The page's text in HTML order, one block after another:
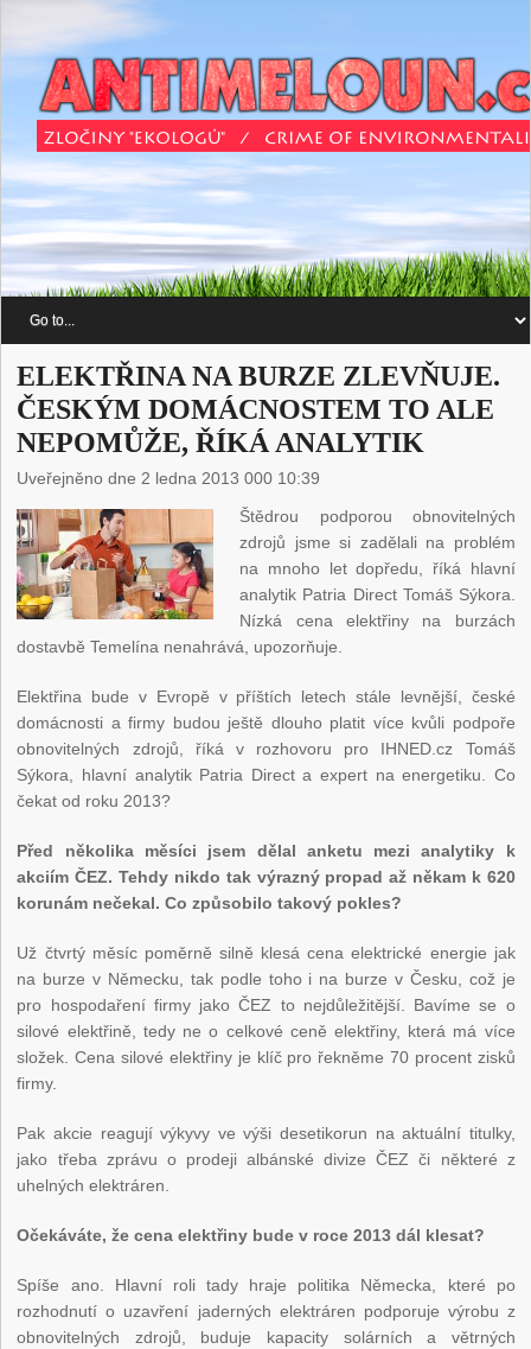
ELEKTŘINA NA BURZE ZLEVŇUJE.
ČESKÝM DOMÁCNOSTEM TO ALE
NEPOMŮŽE, ŘÍKÁ ANALYTIK
Uveřejněno dne 2 ledna 2013 000 10:39
Štědrou podporou obnovitelných
zdrojů jsme si zadělali na problém
na mnoho let dopředu, říká hlavní
analytik Patria Direct Tomáš Sýkora.
Nízká cena elektřiny na burzách
dostavbě Temelína nenahrává, upozorňuje.
Elektřina bude v Evropě v příštích letech stále levnější, české
domácnosti a firmy budou ještě dlouho platit více kvůli podpoře
obnovitelných zdrojů, říká v rozhovoru pro IHNED.cz Tomáš
Sýkora, hlavní analytik Patria Direct a expert na energetiku. Co
čekat od roku 2013?
Před několika měsíci jsem dělal anketu mezi analytiky k
akciím ČEZ. Tehdy nikdo tak výrazný propad až někam k 620
korunám nečekal. Co způsobilo takový pokles?
Už čtvrtý měsíc poměrně silně klesá cena elektrické energie jak
na burze v Německu, tak podle toho i na burze v Česku, což je
pro hospodaření firmy jako ČEZ to nejdůležitější. Bavíme se o
silové elektřině, tedy ne o celkové ceně elektřiny, která má více
složek. Cena silové elektřiny je klíč pro řekněme 70 procent zisků
firmy.
Pak akcie reagují výkyvy ve výši desetikorun na aktuální titulky,
jako třeba zprávu o prodeji albánské divize ČEZ či některé z
uhelných elektráren.
Očekáváte, že cena elektřiny bude v roce 2013 dál klesat?
Spíše ano. Hlavní roli tady hraje politika Německa, které po
rozhodnutí o uzavření jaderných elektráren podporuje výrobu z
obnovitelných zdrojů, buduje kapacity solárních a větrných